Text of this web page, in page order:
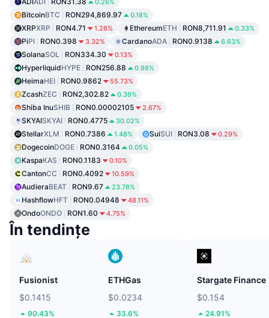
BitcoinBTC RON294,869.97 0.18%
XRPXRP RON4.71 1.26% EthereumETH RON8,711.91 0.33%
PiPI RON0.398 3.32% CardanoADA RON0.9138 6.63%
SolanaSOL RON334.30 0.13%
HyperliquidHYPE RON256.88 0.98%
HeimaHEI RON0.9862 55.73%
ZcashZEC RON2,302.82 0.39%
Shiba InuSHIB RON0.00002105 2.67%
SKYAISKYAI RON0.4775 30.02%
StellarXLM RON0.7386 1.48% SuiSUI RON3.08 0.29%
DogecoinDOGE RON0.3164 0.05%
KaspaKAS RON0.1183 0.10%
CantonCC RON0.4092 10.59%
AudieraBEAT RON9.67 23.78%
HashflowHFT RON0.04948 48.11%
OndoONDO RON1.60 4.75%
În tendințe
Fusionist
$0.1415
90.43%
ETHGas
$0.0234
33.6%
Stargate Finance
$0.154
24.91%